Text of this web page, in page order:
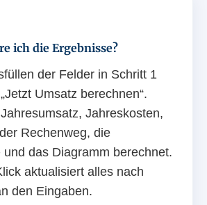
ich die Ergebnisse?
der Felder in Schritt 1
Umsatz berechnen“.
Jahreskosten,
Rechenweg, die
und das Diagramm berechnet.
aktualisiert alles nach
den Eingaben.